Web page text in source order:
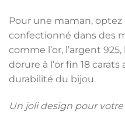
Pour une maman,
confectionné dans des
comme l’or, l’argent
dorure à l’or fin 18
durabilité du bijou.
Un joli design pour